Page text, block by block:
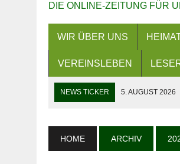
DIE ONLINE-ZEITUNG FÜR
WIR ÜBER UNS
VEREINSLEBEN
NEWS TICKER 5. AUGUST 2026
3. AUGUST 2026 | LANDKREIS
HOME ARCHIV